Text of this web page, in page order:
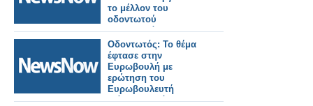
το μέλλον του
οδοντωτού
σιδηροδρόμου,
Διακοπτού-
Καλαβρύτων».
Οδοντωτός: Το θέμα
έφτασε στην
Ευρωβουλή με
ερώτηση του
Ευρωβουλευτή
Γιάννη Μανιάτη.